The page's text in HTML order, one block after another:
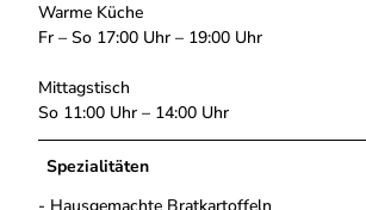
Warme Küche
Fr – So 17:00 Uhr – 19:00 Uhr
Mittagstisch
So 11:00 Uhr – 14:00 Uhr
Spezialitäten
- Hausgemachte Bratkartoffeln